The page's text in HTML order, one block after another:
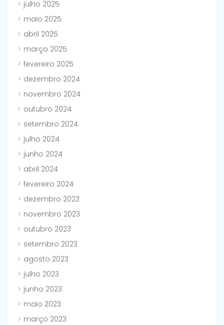
julho 2025
maio 2025
abril 2025
março 2025
fevereiro 2025
dezembro 2024
novembro 2024
outubro 2024
setembro 2024
julho 2024
junho 2024
abril 2024
fevereiro 2024
dezembro 2023
novembro 2023
outubro 2023
setembro 2023
agosto 2023
julho 2023
junho 2023
maio 2023
março 2023